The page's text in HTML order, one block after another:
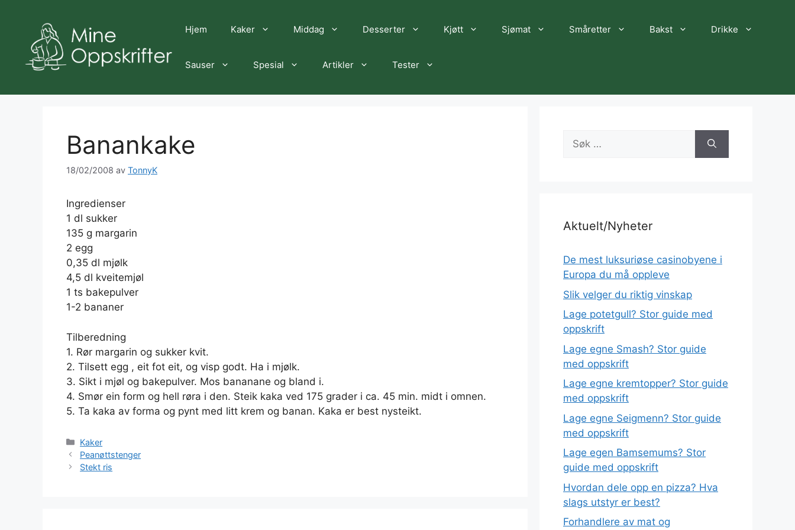
Hjem Kaker Middag Desserter Kjøtt Sjømat Småretter Bakst Drikke
Sauser Spesial Artikler Tester
Banankake
18/02/2008 av TonnyK
Ingredienser
1 dl sukker
135 g margarin
2 egg
0,35 dl mjølk
4,5 dl kveitemjøl
1 ts bakepulver
1-2 bananer
Tilberedning
1. Rør margarin og sukker kvit.
2. Tilsett egg , eit fot eit, og visp godt. Ha i mjølk.
3. Sikt i mjøl og bakepulver. Mos bananane og bland i.
4. Smør ein form og hell røra i den. Steik kaka ved 175 grader i ca. 45 min. midt i omnen.
5. Ta kaka av forma og pynt med litt krem og banan. Kaka er best nysteikt.
Kategorier
Kaker
Peanøttstenger
Stekt ris
Søk
etter:
Aktuelt/Nyheter
De mest luksuriøse casinobyene i
Europa du må oppleve
Slik velger du riktig vinskap
Lage potetgull? Stor guide med
oppskrift
Lage egne Smash? Stor guide
med oppskrift
Lage egne kremtopper? Stor guide
med oppskrift
Lage egne Seigmenn? Stor guide
med oppskrift
Lage egen Bamsemums? Stor
guide med oppskrift
Hvordan dele opp en pizza? Hva
slags utstyr er best?
Forhandlere av mat og